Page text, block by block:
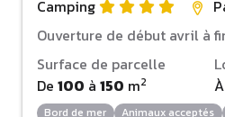
Camping
Ouverture de début avril à
Surface de parcelle
De 100 à 150 m2
Bord de mer Animaux acceptés